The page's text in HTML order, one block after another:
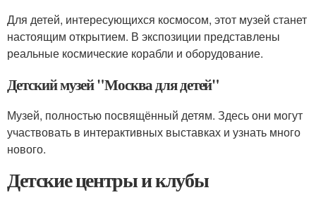
Для детей, интересующихся космосом, этот музей станет
настоящим открытием. В экспозиции представлены
реальные космические корабли и оборудование.
Детский музей "Москва для детей"
Музей, полностью посвящённый детям. Здесь они могут
участвовать в интерактивных выставках и узнать много
нового.
Детские центры и клубы